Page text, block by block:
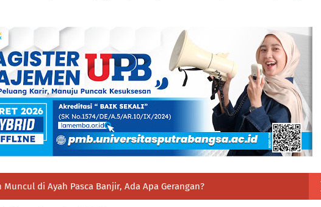
di Ayah Pasca Banjir, Ada Apa Gerangan?